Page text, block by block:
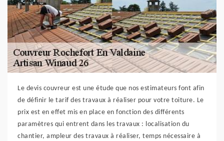
Le devis couvreur est une étude que nos estimateurs font afin
de définir le tarif des travaux à réaliser pour votre toiture. Le
prix est en effet mis en place en fonction des différents
paramètres qui entrent dans les travaux : localisation du
chantier, ampleur des travaux à réaliser, temps nécessaire à